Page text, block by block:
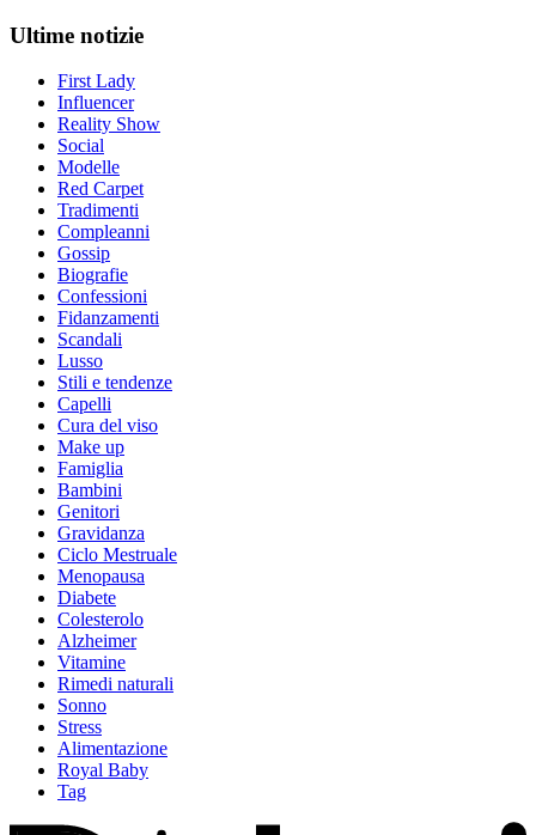
Ultime notizie
First Lady
Influencer
Reality Show
Social
Modelle
Red Carpet
Tradimenti
Compleanni
Gossip
Biografie
Confessioni
Fidanzamenti
Scandali
Lusso
Stili e tendenze
Capelli
Cura del viso
Make up
Famiglia
Bambini
Genitori
Gravidanza
Ciclo Mestruale
Menopausa
Diabete
Colesterolo
Alzheimer
Vitamine
Rimedi naturali
Sonno
Stress
Alimentazione
Royal Baby
Tag